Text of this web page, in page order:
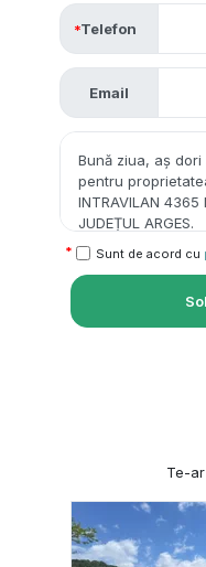
Telefon
Email
Sunt de acord cu
Te-